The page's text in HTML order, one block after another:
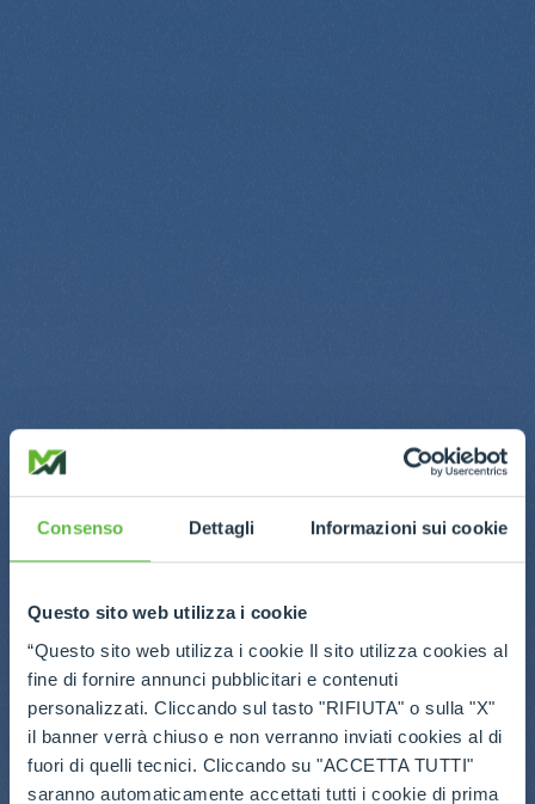
Consenso Dettagli Informazioni sui cookie
Questo sito web utilizza i cookie
“Questo sito web utilizza i cookie Il sito utilizza cookies al
fine di fornire annunci pubblicitari e contenuti
personalizzati. Cliccando sul tasto "RIFIUTA" o sulla "X"
il banner verrà chiuso e non verranno inviati cookies al di
fuori di quelli tecnici. Cliccando su "ACCETTA TUTTI"
saranno automaticamente accettati tutti i cookie di prima